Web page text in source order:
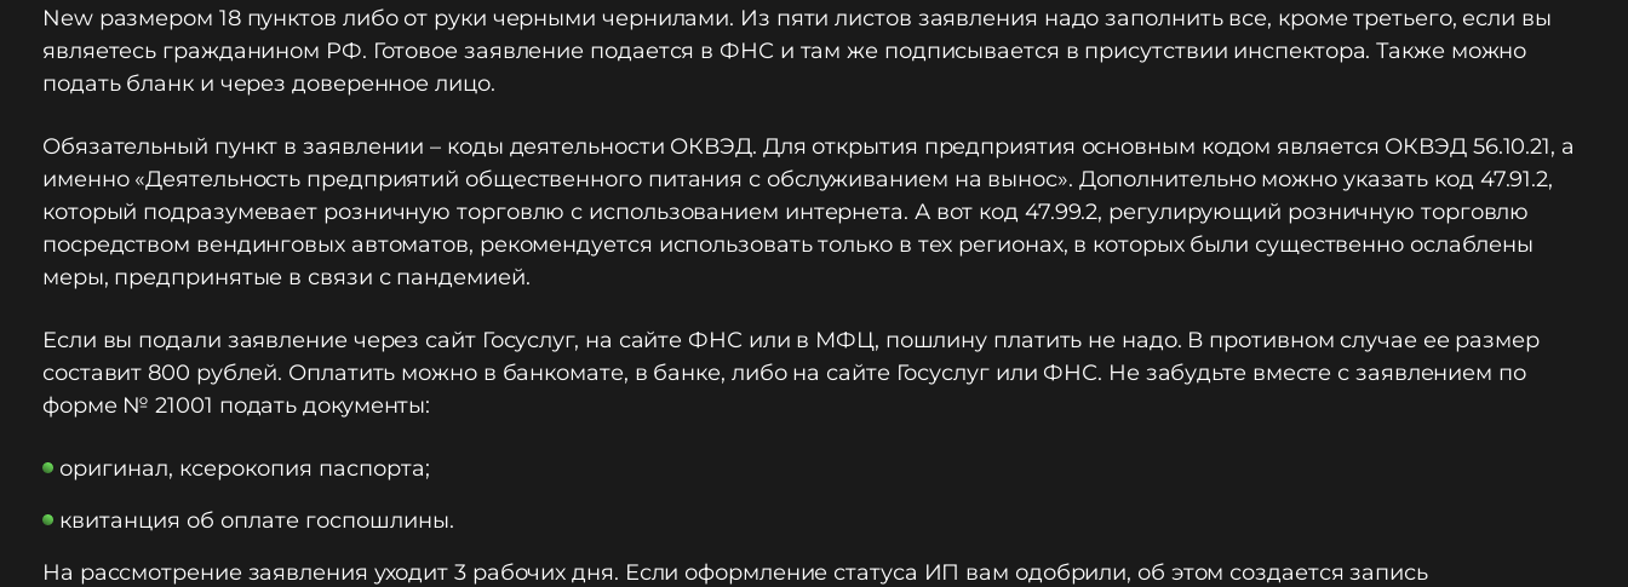
New размером 18 пунктов либо от руки черными чернилами. Из пяти листов заявления надо заполнить все, кроме третьего, если вы
являетесь гражданином РФ. Готовое заявление подается в ФНС и там же подписывается в присутствии инспектора. Также можно
подать бланк и через доверенное лицо.
Обязательный пункт в заявлении – коды деятельности ОКВЭД. Для открытия предприятия основным кодом является ОКВЭД 56.10.21, а
именно «Деятельность предприятий общественного питания с обслуживанием на вынос». Дополнительно можно указать код 47.91.2,
который подразумевает розничную торговлю с использованием интернета. А вот код 47.99.2, регулирующий розничную торговлю
посредством вендинговых автоматов, рекомендуется использовать только в тех регионах, в которых были существенно ослаблены
меры, предпринятые в связи с пандемией.
Если вы подали заявление через сайт Госуслуг, на сайте ФНС или в МФЦ, пошлину платить не надо. В противном случае ее размер
составит 800 рублей. Оплатить можно в банкомате, в банке, либо на сайте Госуслуг или ФНС. Не забудьте вместе с заявлением по
форме № 21001 подать документы:
оригинал, ксерокопия паспорта;
квитанция об оплате госпошлины.
На рассмотрение заявления уходит 3 рабочих дня. Если оформление статуса ИП вам одобрили, об этом создается запись